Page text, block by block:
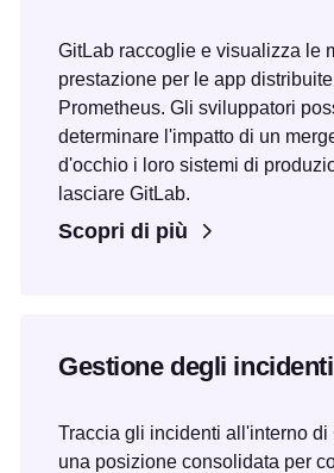
GitLab raccoglie e visualizza le
prestazione per le app
Prometheus. Gli sviluppatori
determinare l'impatto di un
d'occhio i loro sistemi di
lasciare GitLab.
Scopri di più
Gestione degli incidenti
Traccia gli incidenti all'interno di
una posizione consolidata per